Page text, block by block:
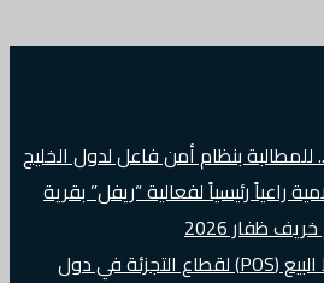
بنظام أمن فاعل لدول الخليج
راعياً رئيسياً لفعالية “ريفل” بقرية
ظفار 2026
زوهو تطلق حل نقاط البيع (POS) لقطاع التجزئة في دول